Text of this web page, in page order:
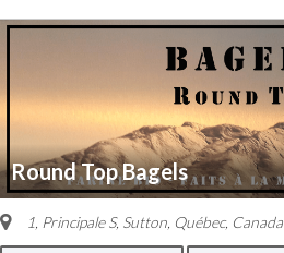
Round Top Bagels
1, Principale S, Sutton, Québec, Canada